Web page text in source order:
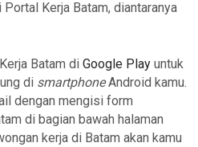
Kerja Batam, diantaranya
Batam di Google Playuntuk
di smartphoneAndroid kamu.
dengan mengisi form
di bagian bawah halaman
kerja di Batam akan kamu